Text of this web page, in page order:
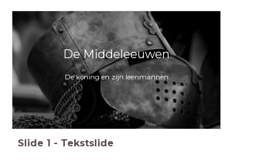
De Middeleeuwen
De koning en zijn leenmannen
Slide 1 - Tekstslide